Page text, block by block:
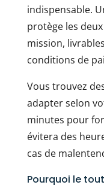
indispensable.
protège les
mission,
conditions de
Vous trouvez
adapter selon
minutes pour
évitera des
cas de
Pourquoi le